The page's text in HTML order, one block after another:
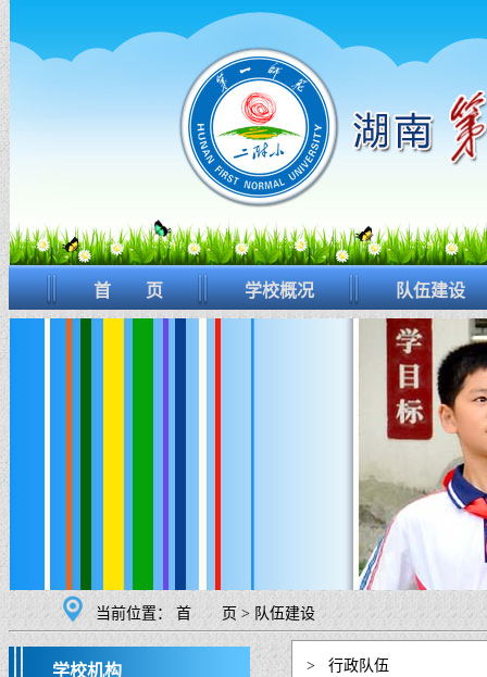
首 页 学校概况 队伍建设
当前位置：首 页 > 队伍建设
学校机构 > 行政队伍